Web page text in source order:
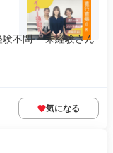
不問 ＊未経験さん
気になる